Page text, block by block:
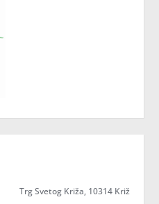
Trg Svetog Križa, 10314 Križ